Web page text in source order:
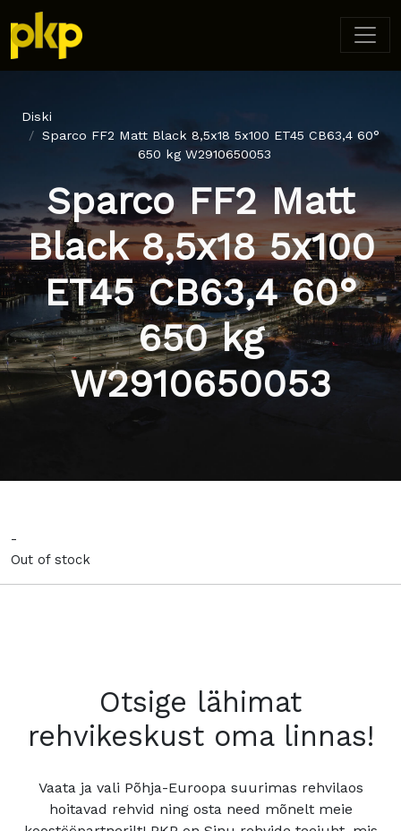
Diski
Sparco FF2 Matt Black 8,5x18 5x100 ET45 CB63,4 60°
650 kg W2910650053
Sparco FF2 Matt
Black 8,5x18 5x100
ET45 CB63,4 60°
650 kg
W2910650053
-
Out of stock
Otsige lähimat
rehvikeskust oma linnas!
Vaata ja vali Põhja-Euroopa suurimas rehvilaos
hoitavad rehvid ning osta need mõnelt meie